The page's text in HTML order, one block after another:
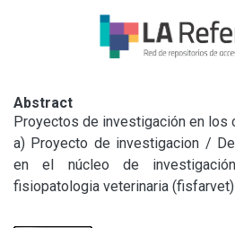
Abstract
Proyectos de investigación en los
a) Proyecto de investigacion /
en el núcleo de
fisiopatologia veterinaria (fisfarvet)